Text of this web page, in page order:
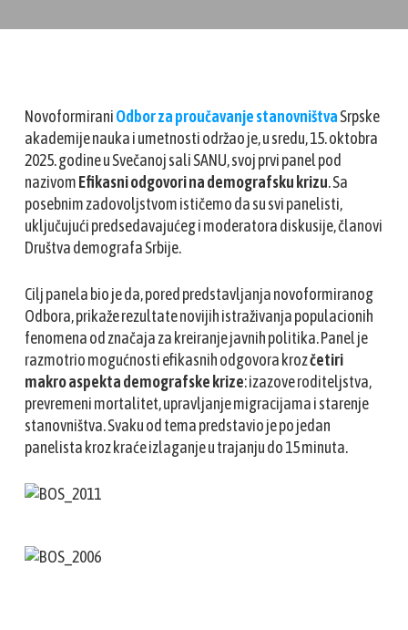
NovoformiraniOdbor za proučavanje stanovništvaSrpske
akademije nauka i umetnosti održao je, u sredu, 15. oktobra
2025. godine u Svečanoj sali SANU, svoj prvi panel pod
nazivomEfikasni odgovori na demografsku krizu. Sa
posebnim zadovoljstvom ističemo da su svi panelisti,
uključujući predsedavajućeg i moderatora diskusije, članovi
Društva demografa Srbije.
Cilj panela bio je da, pored predstavljanja novoformiranog
Odbora, prikaže rezultate novijih istraživanja populacionih
fenomena od značaja za kreiranje javnih politika. Panel je
razmotrio mogućnosti efikasnih odgovora krozčetiri
makro aspekta demografske krize: izazove roditeljstva,
prevremeni mortalitet, upravljanje migracijama i starenje
stanovništva. Svaku od tema predstavio je po jedan
panelista kroz kraće izlaganje u trajanju do 15 minuta.